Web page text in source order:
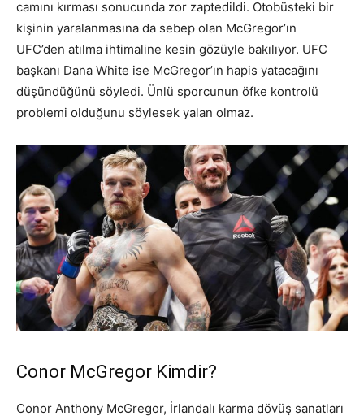
camını kırması sonucunda zor zaptedildi. Otobüsteki bir
kişinin yaralanmasına da sebep olan McGregor’ın
UFC’den atılma ihtimaline kesin gözüyle bakılıyor. UFC
başkanı Dana White ise McGregor’ın hapis yatacağını
düşündüğünü söyledi. Ünlü sporcunun öfke kontrolü
problemi olduğunu söylesek yalan olmaz.
Conor McGregor Kimdir?
Conor Anthony McGregor, İrlandalı karma dövüş sanatları